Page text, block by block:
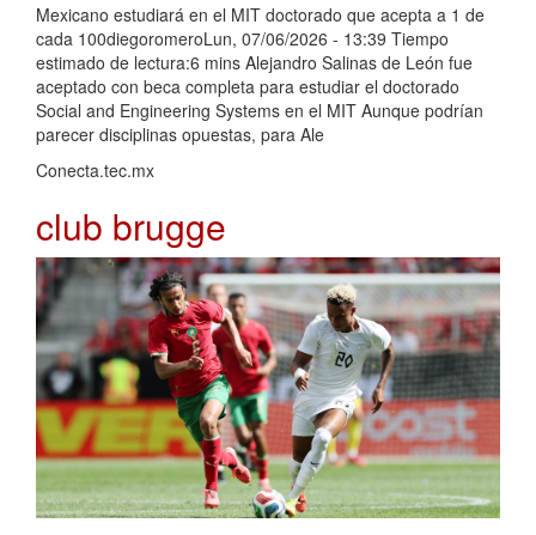
Mexicano estudiará en el MIT doctorado que acepta a 1 de
cada 100diegoromeroLun, 07/06/2026 - 13:39 Tiempo
estimado de lectura:6 mins Alejandro Salinas de León fue
aceptado con beca completa para estudiar el doctorado
Social and Engineering Systems en el MIT Aunque podrían
parecer disciplinas opuestas, para Ale
Conecta.tec.mx
club brugge